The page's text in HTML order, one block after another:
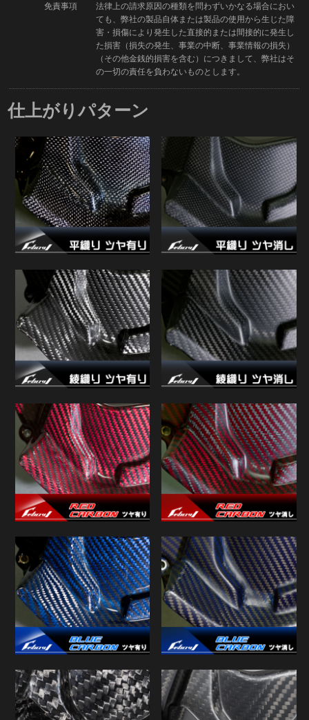
免責事項
法律上の請求原因の種類を問わずいかなる場合におい
ても、弊社の製品自体または製品の使用から生じた障
害・損傷により発生した直接的または間接的に発生し
た損害（損失の発生、事業の中断、事業情報の損失）
（その他金銭的損害を含む）につきまして、弊社はそ
の一切の責任を負わないものとします。
仕上がりパターン